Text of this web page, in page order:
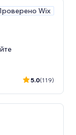
Wix
5.0(119)